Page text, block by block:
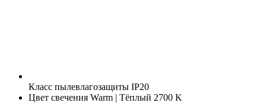
Класс пылевлагозащиты IP20
Цвет свечения Warm | Тёплый 2700 K